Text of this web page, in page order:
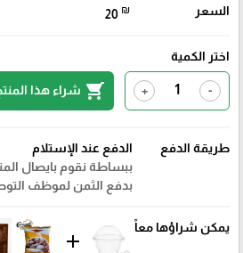
السعر 20 ₪
اختر الكمية
-
+
shopping_cart شراء هذا
طريقة الدفع
الدفع عند الإستلام
ببساطة نقوم بايصال
بدفع الثمن لموظف
يمكن شراؤها معاً
add